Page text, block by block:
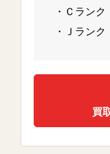
・Ｃラン
・Ｊラン
買